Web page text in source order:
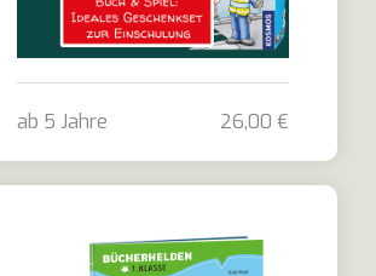
du das ABC?
Bundle Hurra! Mein erster Schultag! +
ab 5 Jahre 26,00 €